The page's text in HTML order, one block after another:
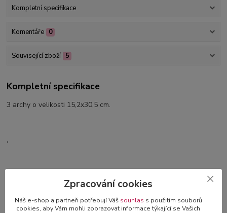
Kompletní specifikace
Komentáře 0
Související zboží 5
Kompletní specifikace
3 archy o velikosti 15,2x30,5 cm.
.
Zpracování cookies
Náš e-shop a partneři potřebují Váš souhlas s použitím souborů
cookies, aby Vám mohli zobrazovat informace týkající se Vašich